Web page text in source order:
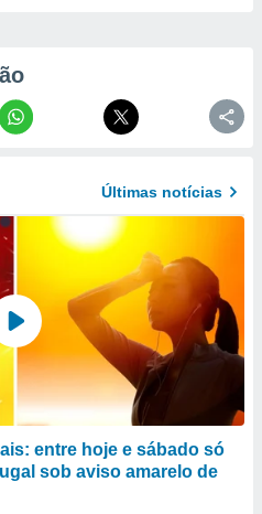
Últimas notícias
entre hoje e sábado só
sob aviso amarelo de